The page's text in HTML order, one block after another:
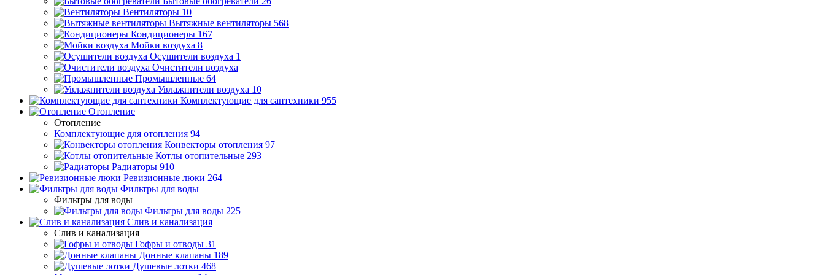
Вентиляторы 10
Вытяжные вентиляторы 568
Кондиционеры 167
Мойки воздуха 8
Осушители воздуха 1
Очистители воздуха
Промышленные 64
Увлажнители воздуха 10
Комплектующие для сантехники 955
Отопление
Отопление
Комплектующие для отопления 94
Конвекторы отопления 97
Котлы отопительные 293
Радиаторы 910
Ревизионные люки 264
Фильтры для воды
Фильтры для воды
Фильтры для воды 225
Слив и канализация
Слив и канализация
Гофры и отводы 31
Донные клапаны 189
Душевые лотки 468